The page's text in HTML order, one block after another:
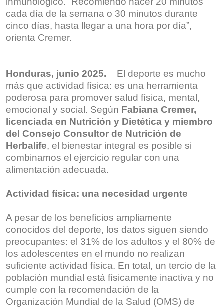
cada día de la semana o 30 minutos durante
cinco días, hasta llegar a una hora por día”,
orienta Cremer.
Honduras, junio 2025. _
El deporte es mucho
más que actividad física: es una herramienta
poderosa para promover salud física, mental,
emocional y social. Según Fabiana Cremer,
licenciada en Nutrición y Dietética y miembro
del Consejo Consultor de Nutrición de
Herbalife, el bienestar integral es posible si
combinamos el ejercicio regular con una
alimentación adecuada.
Actividad física: una necesidad urgente
A pesar de los beneficios ampliamente
conocidos del deporte, los datos siguen siendo
preocupantes: el 31% de los adultos y el 80% de
los adolescentes en el mundo no realizan
suficiente actividad física. En total, un tercio de la
población mundial está físicamente inactiva y no
cumple con la recomendación de la
Organización Mundial de la Salud (OMS) de